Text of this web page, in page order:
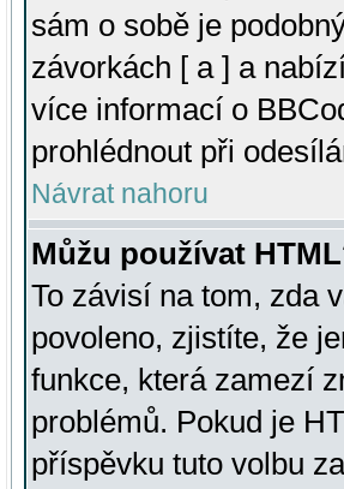
sám o sobě je
závorkách [ a ] a
více informací o
prohlédnout při
Návrat nahoru
Můžu používat
To závisí na tom, zda
povoleno, zjistíte, že
funkce, která zamezí
problémů. Pokud je
příspěvku tuto volbu